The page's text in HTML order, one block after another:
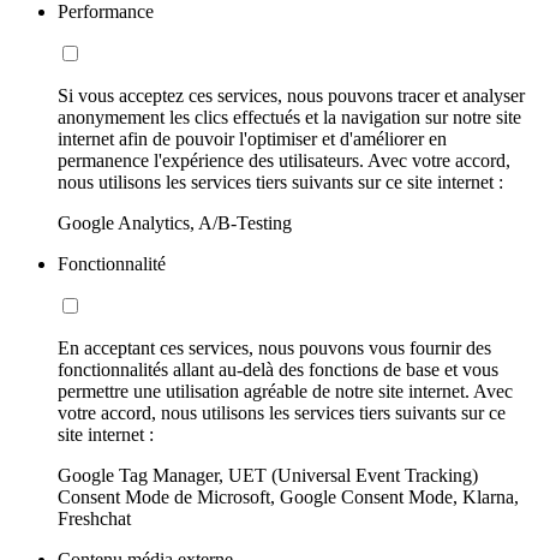
Performance
Si vous acceptez ces services, nous pouvons tracer et analyser
anonymement les clics effectués et la navigation sur notre site
internet afin de pouvoir l'optimiser et d'améliorer en
permanence l'expérience des utilisateurs. Avec votre accord,
nous utilisons les services tiers suivants sur ce site internet :
Google Analytics, A/B-Testing
Fonctionnalité
En acceptant ces services, nous pouvons vous fournir des
fonctionnalités allant au-delà des fonctions de base et vous
permettre une utilisation agréable de notre site internet. Avec
votre accord, nous utilisons les services tiers suivants sur ce
site internet :
Google Tag Manager, UET (Universal Event Tracking)
Consent Mode de Microsoft, Google Consent Mode, Klarna,
Freshchat